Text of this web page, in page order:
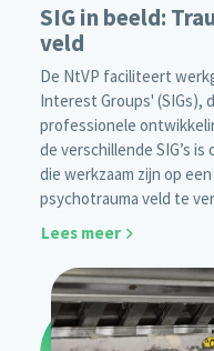
SIG in beeld:
veld
De NtVP faciliteert
Interest Groups' (SIGs),
professionele
de verschillende SIG’s
die werkzaam zijn op
psychotrauma veld te
Lees meer